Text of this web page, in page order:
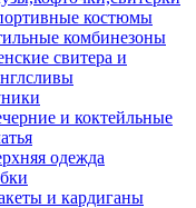
костюмы
комбинезоны
свитера и
и коктейльные
одежда
и кардиганы